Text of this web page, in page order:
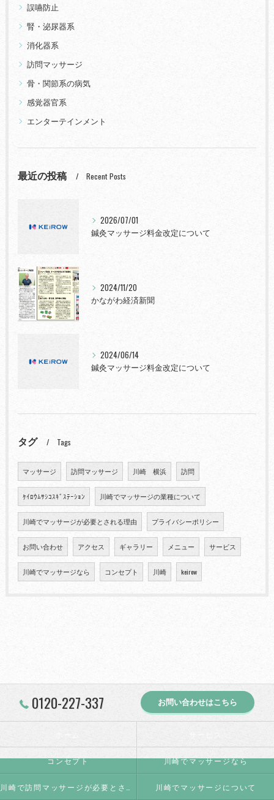
誤嚥防止
腎・泌尿器系
消化器系
訪問マッサージ
骨・関節系の病気
感覚器官系
エンターテインメント
最近の投稿 Recent Posts
2026/07/01
鍼灸マッサージ料金改定について
2024/11/20
かながわ経済新聞
2024/06/14
鍼灸マッサージ料金改定について
タグ Tags
マッサージ 訪問マッサージ 川崎 横浜 訪問
ｹｲﾛｳﾑｻｼｺｽｷﾞｽﾃｰｼｮﾝ 川崎でマッサージの業種について
川崎でマッサージが必要とされる理由 プライバシーポリシー
お問い合わせ アクセス ギャラリー メニュー サービス
川崎でマッサージなら コンセプト 川崎 keirow
0120-227-337 お問い合わせはこちら
コンセプト 川崎でマッサージなら
川崎でマッサージについて